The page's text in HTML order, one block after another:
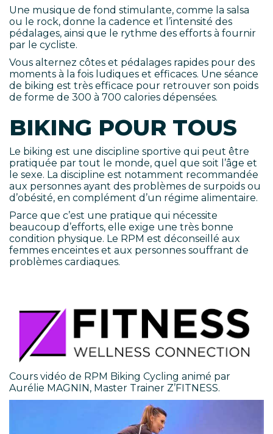
Une musique de fond stimulante, comme la salsa
ou le rock, donne la cadence et l’intensité des
pédalages, ainsi que le rythme des efforts à fournir
par le cycliste.
Vous alternez côtes et pédalages rapides pour des
moments à la fois ludiques et efficaces. Une séance
de biking est très efficace pour retrouver son poids
de forme de 300 à 700 calories dépensées.
BIKING POUR TOUS
Le biking est une discipline sportive qui peut être
pratiquée par tout le monde, quel que soit l’âge et
le sexe. La discipline est notamment recommandée
aux personnes ayant des problèmes de surpoids ou
d’obésité, en complément d’un régime alimentaire.
Parce que c’est une pratique qui nécessite
beaucoup d’efforts, elle exige une très bonne
condition physique. Le RPM est déconseillé aux
femmes enceintes et aux personnes souffrant de
problèmes cardiaques.
Cours vidéo de RPM Biking Cycling animé par
Aurélie MAGNIN, Master Trainer Z’FITNESS.